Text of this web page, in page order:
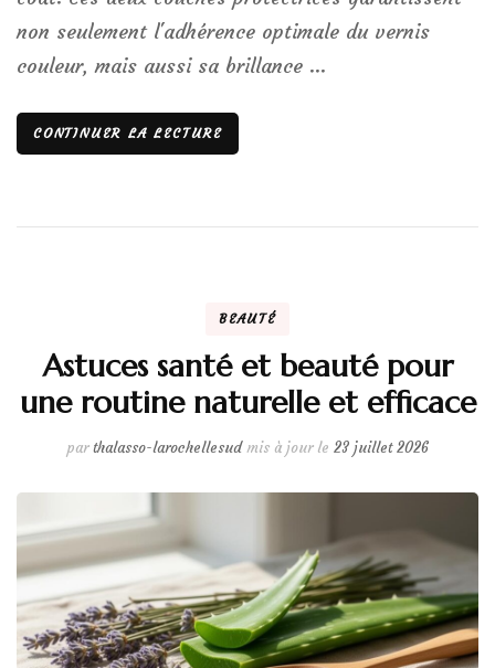
non seulement l'adhérence optimale du vernis
couleur, mais aussi sa brillance …
CONTINUER LA LECTURE
BEAUTÉ
Astuces santé et beauté pour
une routine naturelle et efficace
parthalasso-larochellesud mis à jour le 23 juillet 2026